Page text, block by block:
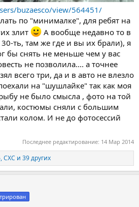
buzaesco/view/564451/
по "минималке", для ребят на
злит
А вообще недавно то в
ть, там же где и вы их брали), я
бы снять не меньше чем у вас
не позволила.... а точнее
всего три, да и в авто не влезло
на "шушлайке" так как моя
не было смысла , фото на той
костюмы сняли с большим
колом. И не до фотосессий
Последнее редактирование: 14 Мар 2014
,СХС и 39 других